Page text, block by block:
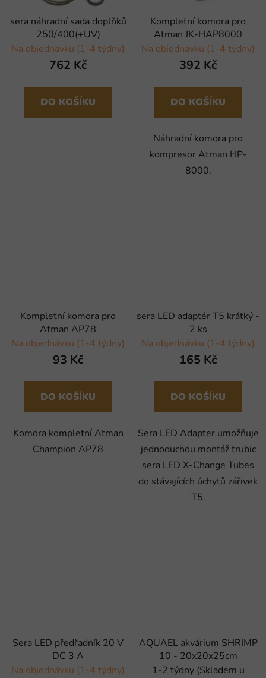
sera náhradní sada doplňků
250/400(+UV)
Na objednávku (1-4 týdny)
762 Kč
DO KOŠÍKU
Kompletní komora pro
Atman JK-HAP8000
Na objednávku (1-4 týdny)
392 Kč
DO KOŠÍKU
Náhradní komora pro
kompresor Atman HP-
8000.
Kompletní komora pro
Atman AP78
Na objednávku (1-4 týdny)
93 Kč
DO KOŠÍKU
Komora kompletní Atman
Champion AP78
sera LED adaptér T5 krátký -
2 ks
Na objednávku (1-4 týdny)
165 Kč
DO KOŠÍKU
Sera LED Adapter umožňuje
jednoduchou montáž trubic
sera LED X-Change Tubes
do stávajících úchytů zářivek
T5.
Sera LED předřadník 20 V
DC 3 A
Na objednávku (1-4 týdny)
AQUAEL akvárium SHRIMP
10 - 20x20x25cm
1-2 týdny (Skladem u